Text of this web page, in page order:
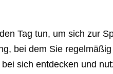
Tag tun, um sich zur
bei dem Sie
sich entdecken und